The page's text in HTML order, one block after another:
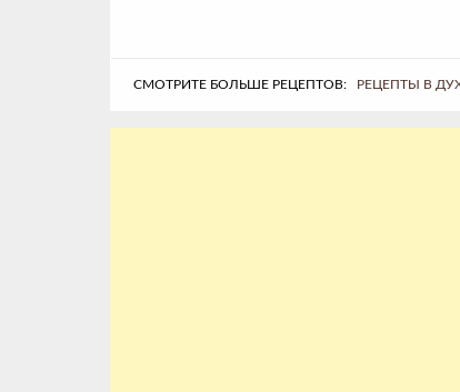
СМОТРИТЕ БОЛЬШЕ РЕЦЕПТОВ: РЕЦЕПТЫ В